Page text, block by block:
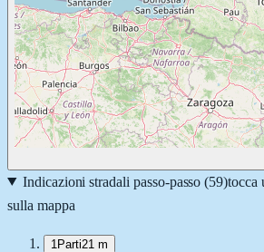
Indicazioni stradali passo-passo (59)tocca
sulla mappa
1 Parti21 m